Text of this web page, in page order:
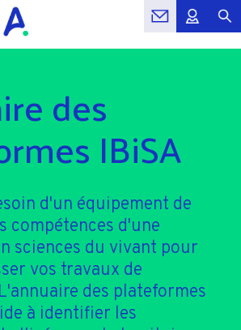
des
IBiSA
d'un équipement de
compétences d'une
sciences du vivant pour
vos travaux de
des plateformes
à identifier les